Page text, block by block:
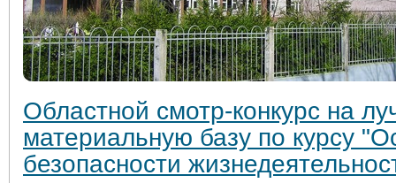
Областной смотр-конкурс на
материальную базу по курсу
безопасности